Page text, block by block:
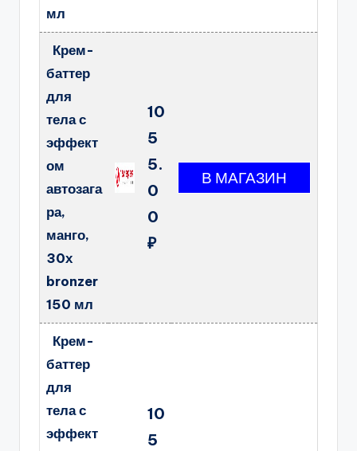
мл
Крем-
баттер
для
тела с
эффект
ом
автозага
ра,
манго,
30х
bronzer
150 мл
10
5
5.
0
0
₽
Крем-
баттер
для
тела с
эффект
10
5